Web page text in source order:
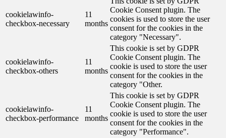
cookielawinfo-
checkbox-necessary
11
months
Cookie Consent plugin. The
cookies is used to store the user
consent for the cookies in the
category "Necessary".
cookielawinfo-
checkbox-others
11
months
This cookie is set by GDPR
Cookie Consent plugin. The
cookie is used to store the user
consent for the cookies in the
category "Other.
cookielawinfo-
checkbox-performance
11
months
This cookie is set by GDPR
Cookie Consent plugin. The
cookie is used to store the user
consent for the cookies in the
category "Performance".